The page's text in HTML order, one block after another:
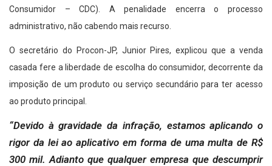
Consumidor – CDC). A penalidade encerra o processo
administrativo, não cabendo mais recurso.
O secretário do Procon-JP, Junior Pires, explicou que a venda
casada fere a liberdade de escolha do consumidor, decorrente da
imposição de um produto ou serviço secundário para ter acesso
ao produto principal.
“Devido à gravidade da infração, estamos aplicando o
rigor da lei ao aplicativo em forma de uma multa de R$
300 mil. Adianto que qualquer empresa que descumprir